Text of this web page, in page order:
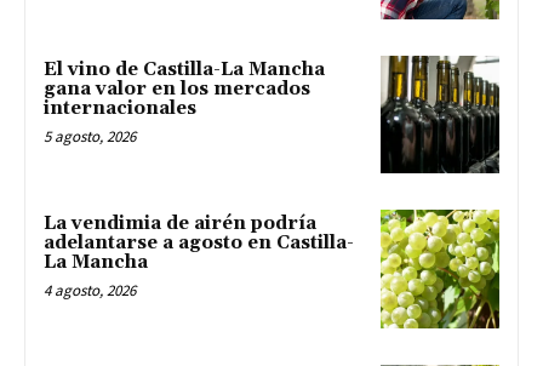
El vino de Castilla-La Mancha
gana valor en los mercados
internacionales
5 agosto, 2026
La vendimia de airén podría
adelantarse a agosto en Castilla-
La Mancha
4 agosto, 2026